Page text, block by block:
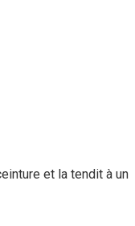
et la tendit à un